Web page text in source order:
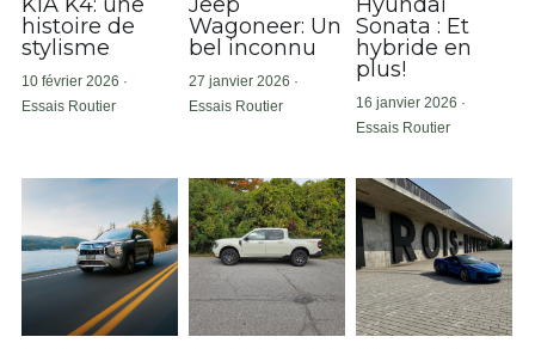
histoire de
stylisme
10 février 2026 ·
Essais Routier
Wagoneer: Un
bel inconnu
27 janvier 2026 ·
Essais Routier
Sonata : Et
hybride en
plus!
16 janvier 2026 ·
Essais Routier